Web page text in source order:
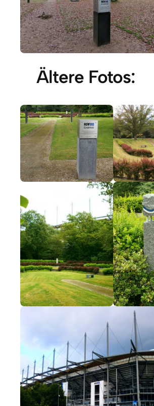
Ältere Fotos: